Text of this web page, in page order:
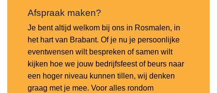
Afspraak maken?
Je bent altijd welkom bij ons in Rosmalen, in
het hart van Brabant. Of je nu je persoonlijke
eventwensen wilt bespreken of samen wilt
kijken hoe we jouw bedrijfsfeest of beurs naar
een hoger niveau kunnen tillen, wij denken
graag met je mee. Voor alles rondom